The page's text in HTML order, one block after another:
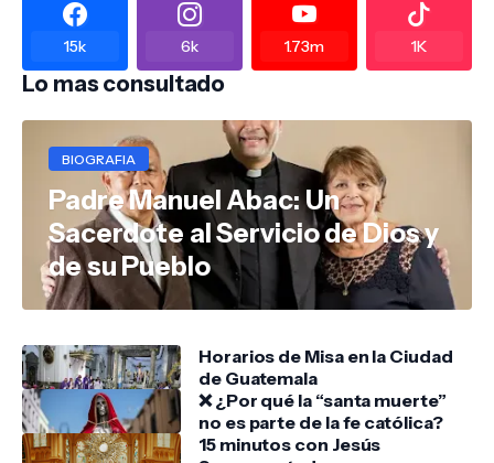
15k 6k 1.73m 1K
Lo mas consultado
BIOGRAFIA
Padre Manuel Abac: Un
Sacerdote al Servicio de Dios y
de su Pueblo
Horarios de Misa en la Ciudad
de Guatemala
❌ ¿Por qué la “santa muerte”
no es parte de la fe católica?
15 minutos con Jesús